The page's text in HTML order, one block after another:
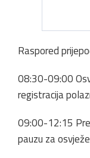
Raspored
08:30-09:00
registracija
09:00-12:15
pauzu za